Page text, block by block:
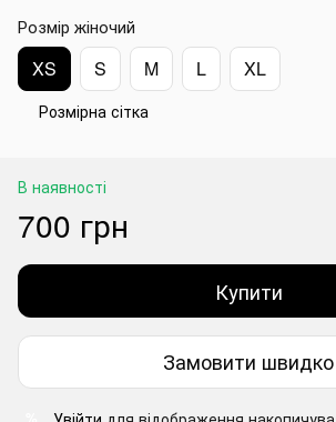
Розмір жіночий
XS S M L XL
Розмірна сітка
В наявності
700 грн
Купити
Замовити швидко